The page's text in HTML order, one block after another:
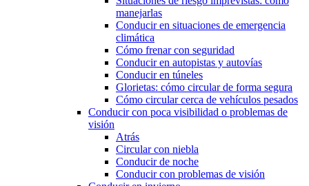
manejarlas
Conducir en situaciones de emergencia
climática
Cómo frenar con seguridad
Conducir en autopistas y autovías
Conducir en túneles
Glorietas: cómo circular de forma segura
Cómo circular cerca de vehículos pesados
Conducir con poca visibilidad o problemas de
visión
Atrás
Circular con niebla
Conducir de noche
Conducir con problemas de visión